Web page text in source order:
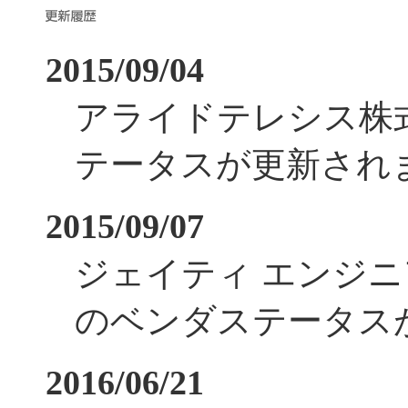
2015/09/04
アライドテレシス株
テータスが更新され
2015/09/07
ジェイティ エンジ
のベンダステータス
2016/06/21